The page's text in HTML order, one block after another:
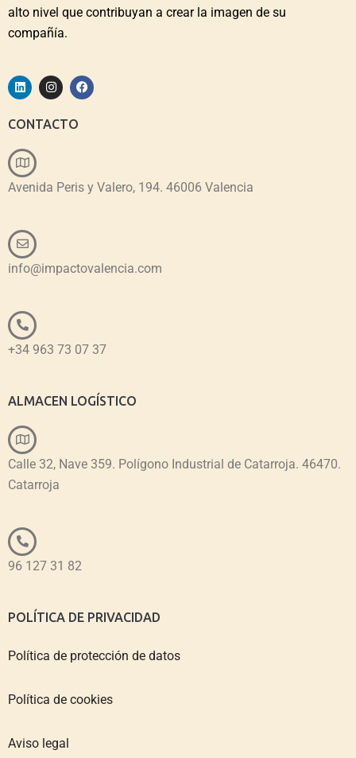
alto nivel que contribuyan a crear la imagen de su
compañía.
CONTACTO
Avenida Peris y Valero, 194. 46006 Valencia
info@impactovalencia.com
+34 963 73 07 37
ALMACEN LOGÍSTICO
Calle 32, Nave 359. Polígono Industrial de Catarroja. 46470.
Catarroja
96 127 31 82
POLÍTICA DE PRIVACIDAD
Política de protección de datos
Política de cookies
Aviso legal